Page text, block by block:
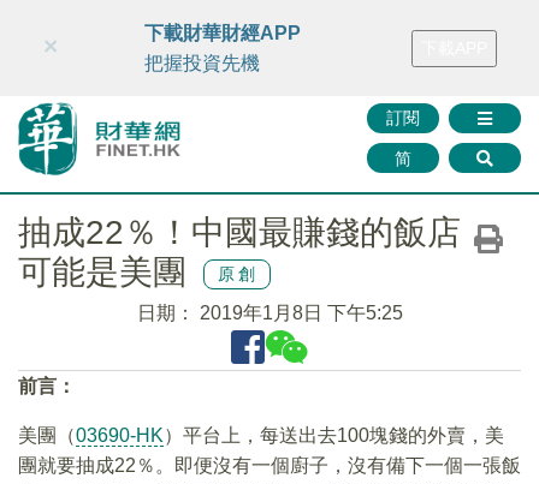
財華智庫網 FINTV FINMETA 財華證券 媒體矩陣
訂閱
简
×
下載財華財經APP
把握投資先機
抽成22％！中國最賺錢的飯店
可能是美團
原創
日期： 2019年1月8日 下午5:25
前言：
美團（03690-HK）平台上，每送出去100塊錢的外賣，美
團就要抽成22％。即便沒有一個廚子，沒有備下一個一張飯